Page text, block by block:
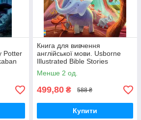
Potter
Книга для вивчення
англійської мови. Usborne
Illustrated Bible Stories
Менше 2 од.
499,80 ₴ 588 ₴
Купити